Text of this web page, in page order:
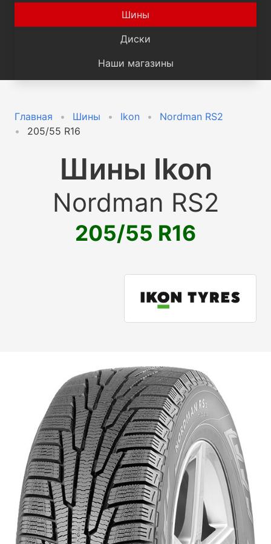
Шины
Диски
Наши магазины
Главная Шины Ikon
Nordman RS2
205/55 R16
Шины Ikon
Nordman RS2
205/55 R16